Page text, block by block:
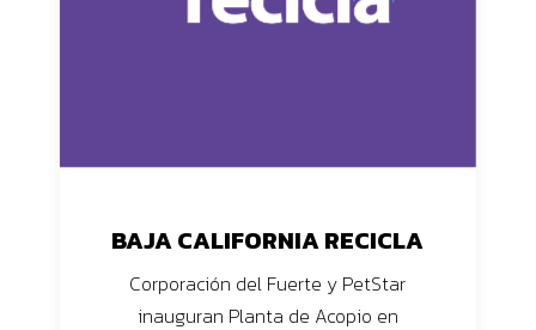
BAJA CALIFORNIA RECICLA
Corporación del Fuerte y PetStar
inauguran Planta de Acopio en